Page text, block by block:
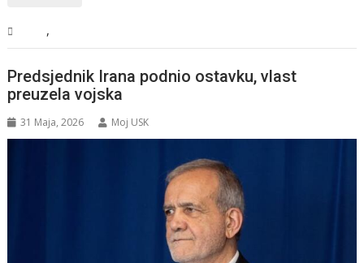
,
Predsjednik Irana podnio ostavku, vlast
preuzela vojska
31 Maja, 2026 Moj USK